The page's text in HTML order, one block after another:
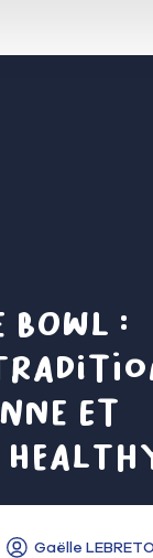
bowl :
et
Gaëlle